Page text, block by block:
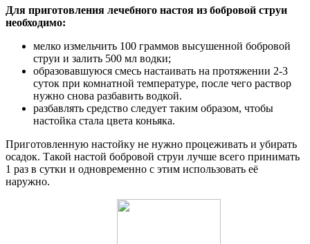
Для приготовления лечебного настоя из бобровой струи
необходимо:
мелко измельчить 100 граммов высушенной бобровой
струи и залить 500 мл водки;
образовавшуюся смесь настаивать на протяжении 2-3
суток при комнатной температуре, после чего раствор
нужно снова разбавить водкой.
разбавлять средство следует таким образом, чтобы
настойка стала цвета коньяка.
Приготовленную настойку не нужно процеживать и убирать
осадок. Такой настой бобровой струи лучше всего принимать
1 раз в сутки и одновременно с этим использовать её
наружно.